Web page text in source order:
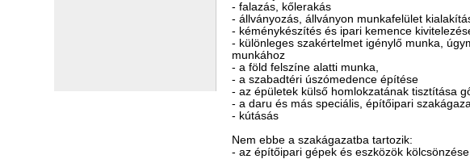
- falazás, kőlerakás
- állványozás, állványon munkafelület
- kéménykészítés és ipari kemence
- különleges szakértelmet igénylő munka,
munkához
- a föld felszíne alatti munka,
- a szabadtéri úszómedence építése
- az épületek külső homlokzatának tisztítása
- a daru és más speciális, építőipari
- kútásás
Nem ebbe a szakágazatba tartozik:
- az építőipari gépek és eszközök